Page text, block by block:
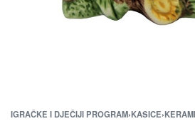
IGRAČKE I DJEČIJI PROGRAM›KASICE›